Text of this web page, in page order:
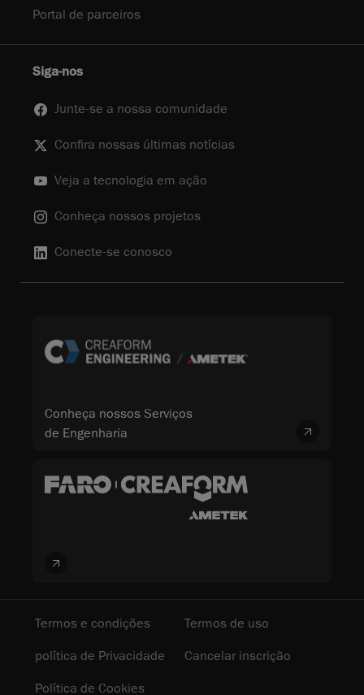
Portal de parceiros
Siga-nos
Junte-se a nossa comunidade
Confira nossas últimas notícias
Veja a tecnologia em ação
Conheça nossos projetos
Conecte-se conosco
Conheça nossos Serviços
de Engenharia
Termos e condições
Termos de uso
política de Privacidade
Cancelar inscrição
Política de Cookies